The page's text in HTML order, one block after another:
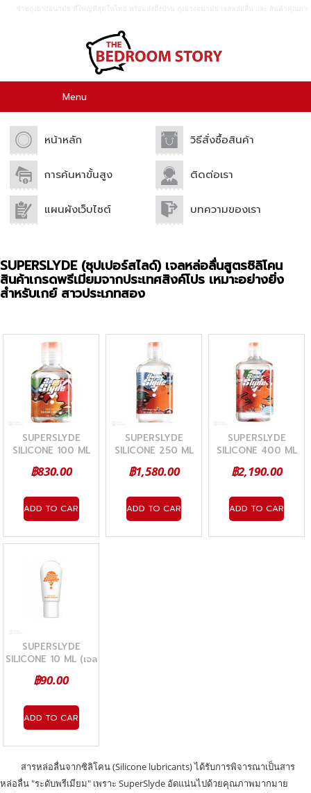
ขายถุงยางอนามัย ที่ใหญ่ที่สุดในไทย พร้อมส่งถึงบ้าน ถุงยางอนามัย เจลหล่อลื่น เเละ สินค้าคุณภา
Menu
หน้าหลัก วิธีสั่งซื้อสินค้า
การค้นหาขั้นสูง ติดต่อเรา
แผนผังเว็บไซต์ บทความของเรา
SUPERSLYDE (ซุปเปอร์สไลด์) เจลหล่อลื่นสูตรซิลิโคน
สินค้าเกรดพรีเมียมจากประเทศสิงค์โปร เหมาะอย่างยิ่ง
สำหรับเกย์ สาวประเภทสอง
SUPERSLYDE
SILICONE 100 ML
โคน)
฿830.00
ADD TO CART
SUPERSLYDE
SILICONE 250 ML
โคน)
฿1,580.00
ADD TO CART
SUPERSLYDE
SILICONE 400 ML
โคน)
฿2,190.00
ADD TO CART
SUPERSLYDE
SILICONE 10 ML (เจล
หล่อลื่นสูตรซิลิโคน)
฿90.00
ADD TO CART
สารหล่อลื่นจากซิลิโคน (Silicone lubricants) ได้รับการพิจารณาเป็นสาร
หล่อลื่น "ระดับพรีเมียม" เพราะ SuperSlyde อัดแน่นไปด้วยคุณภาพมากมาย